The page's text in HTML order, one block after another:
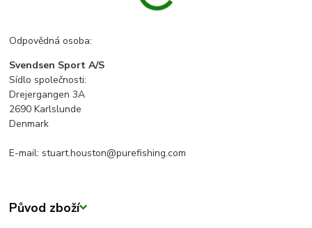
Odpovědná osoba:
Svendsen Sport A/S
Sídlo společnosti:
Drejergangen 3A
2690 Karlslunde
Denmark
E-mail: stuart.houston@purefishing.com
Původ zboží